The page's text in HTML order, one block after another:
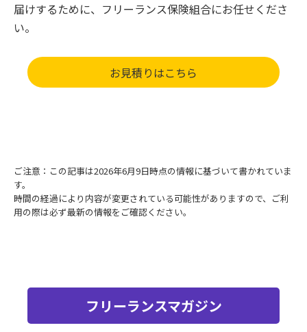
届けするために、フリーランス保険組合にお任せくださ
い。
お見積りはこちら
ご注意：この記事は2026年6月9日時点の情報に基づいて書かれていま
す。
時間の経過により内容が変更されている可能性がありますので、ご利
用の際は必ず最新の情報をご確認ください。
フリーランスマガジン